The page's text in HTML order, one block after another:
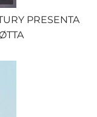
PRESENTA